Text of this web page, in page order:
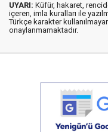
UYARI: Küfür, hakaret,
içeren, imla kuralları ile
Türkçe karakter
onaylanmamaktadır.